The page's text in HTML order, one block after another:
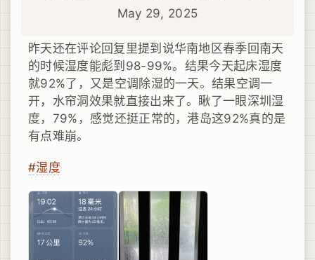
May 29, 2025
昨天还在评论回复里提到说华南地区春季回南天
的时候湿度能彪到98-99%。结果今天起床湿度
就92%了，又是空调除湿的一天。结果空调一
开，水帘洞效果就直接出来了。瞅了一眼深圳湿
度，79%，感觉还挺正常的，港岛这92%真的是
有点难崩。
#湿度